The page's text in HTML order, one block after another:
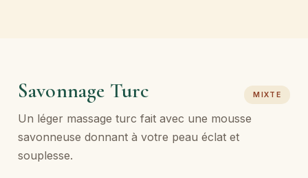
Savonnage Turc MIXTE
Un léger massage turc fait avec une mousse
savonneuse donnant à votre peau éclat et
souplesse.